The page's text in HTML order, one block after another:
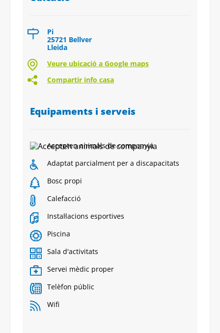
Pi
25721 Bellver
Lleida
Veure ubicació a Google maps
Compartir info casa
Equipaments i serveis
Accepten animals de companyia
Adaptat parcialment per a discapacitats
Bosc propi
Calefacció
Instal·lacions esportives
Piscina
Sala d'activitats
Servei mèdic proper
Telèfon públic
Wifi